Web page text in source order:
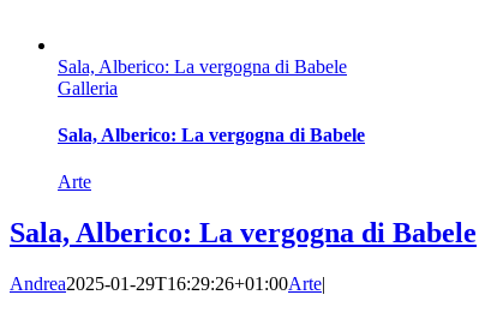
Sala, Alberico: La vergogna di Babele
Galleria
Sala, Alberico: La vergogna di Babele
Arte
Sala, Alberico: La vergogna di Babele
Andrea2025-01-29T16:29:26+01:00Arte|